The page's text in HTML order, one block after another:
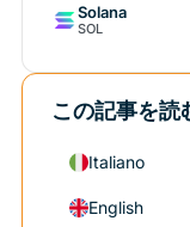
Solana
SOL
この記事を読
Italiano
English